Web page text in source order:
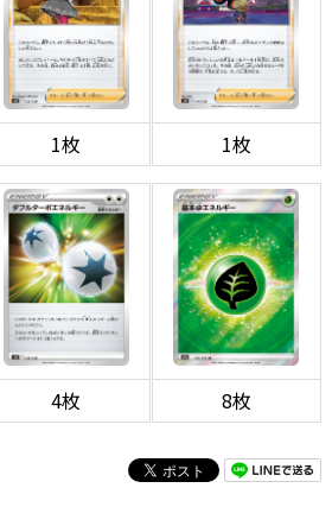
1枚 1枚
4枚 8枚